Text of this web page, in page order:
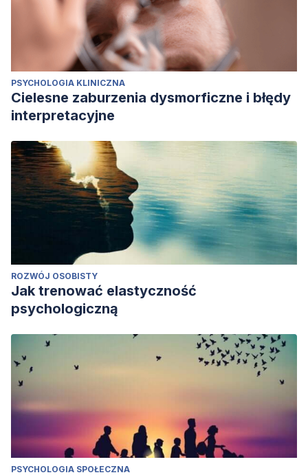
PSYCHOLOGIA KLINICZNA
Cielesne zaburzenia dysmorficzne i błędy
interpretacyjne
ROZWÓJ OSOBISTY
Jak trenować elastyczność
psychologiczną
PSYCHOLOGIA SPOŁECZNA